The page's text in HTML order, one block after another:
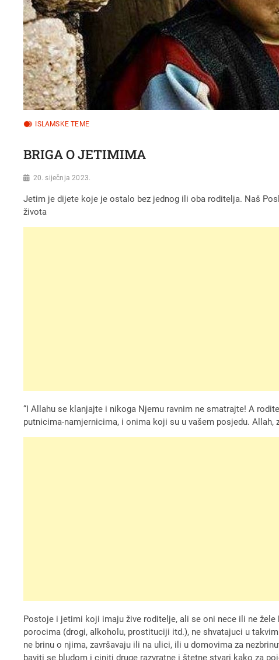
ISLAMSKE TEME
BRIGA O JETIMIMA
20. siječnja 2023.
Jetim je dijete koje je ostalo bez jednog ili oba roditelja. Naš
života
“I Allahu se klanjajte i nikoga Njemu ravnim ne smatrajte! A
putnicima-namjernicima, i onima koji su u vašem posjedu. Allah,
Postoje i jetimi koji imaju žive roditelje, ali se oni nece ili ne
porocima (drogi, alkoholu, prostituciji itd.), ne shvatajuci u
ne brinu o njima, završavaju ili na ulici, ili u domovima za
baviti se bludom i ciniti druge razvratne i štetne stvari kako za